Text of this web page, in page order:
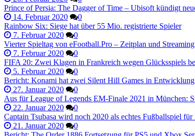
Prince of Persia: The Dagger of Time – Ubisoft kündigt
14. Februar 2020
0
Rainbow Six: Siege hat über 55 Mio. registrierte Spieler
7. Februar 2020
0
Vierter Spieltag von eFootball.Pro – Zeitplan und
7. Februar 2020
0
FIFA 20: Zwei Klagen in Frankreich wegen Glücksspiels
5. Februar 2020
0
Bericht: Konami hat zwei Silent Hill Games in Entwicklung
27. Januar 2020
0
Aus für League of Legends EM-Finale 2021 in München:
22. Januar 2020
0
Captain Tsubasa wird noch 2020 als echtes Fußballspiel
21. Januar 2020
0